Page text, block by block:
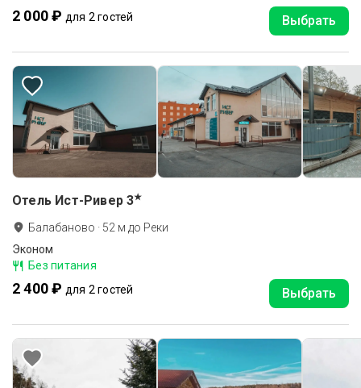
2 000 ₽ для 2 гостей Выбрать
Отель Ист-Ривер 3★
Балабаново · 52 м до Реки
Эконом
Без питания
2 400 ₽ для 2 гостей Выбрать